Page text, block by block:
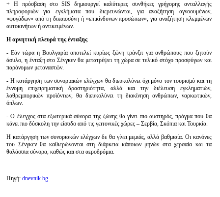
+ Η πρόσβαση στο SIS δημιουργεί καλύτερες συνθήκες γρήγορης ανταλλαγής
πληροφοριών για εγκλήματα που διερευνώνται, για αναζήτηση αγνοουμένων,
«φυγάδων» από τη δικαιοσύνη ή «επικίνδυνων προσώπων», για αναζήτηση κλεμμένων
αυτοκινήτων ή αντικειμένων.
Η αρνητική πλευρά της ένταξης
- Εάν τώρα η Βουλγαρία αποτελεί κυρίως ζώνη τράνζιτ για ανθρώπους που ζητούν
άσυλο, η ένταξη στο Σένγκεν θα μετατρέψει τη χώρα σε τελικό στόχο προσφύγων και
παράνομων μεταναστών.
- Η κατάργηση των συνοριακών ελέγχων θα διευκολύνει όχι μόνο τον τουρισμό και τη
έννομη επιχειρηματική δραστηριότητα, αλλά και την διέλευση εγκληματιών,
λαθρεμπορικών προϊόντων, θα διευκολύνει τη διακίνηση ανθρώπων, ναρκωτικών,
όπλων.
- Ο έλεγχος στα εξωτερικά σύνορα της ζώνης θα γίνει πιο αυστηρός, πράγμα που θα
κάνει πιο δύσκολη την είσοδο από τις γειτονικές χώρες – Σερβία, Σκόπια και Τουρκία.
Η κατάργηση των συνοριακών ελέγχων δε θα γίνει μεμιάς, αλλά βαθμιαία. Οι κανόνες
του Σένγκεν θα καθιερώνονται στη διάρκεια κάποιων μηνών στα χερσαία και τα
θαλάσσια σύνορα, καθώς και στα αεροδρόμια.
Πηγή: dnevnik.bg